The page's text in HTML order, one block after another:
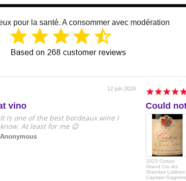
pour la santé. A consommer avec modération
12 juin 2026
vino
It is one of the best bordeaux wine I
know. At least for me 😉
Anonymous
Could
2023 Corton
Grand Cru les
Grandes Lolières
Capitain-